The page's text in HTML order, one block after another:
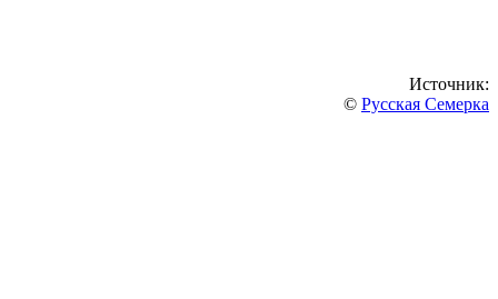
Источник:
© Русская Семерка